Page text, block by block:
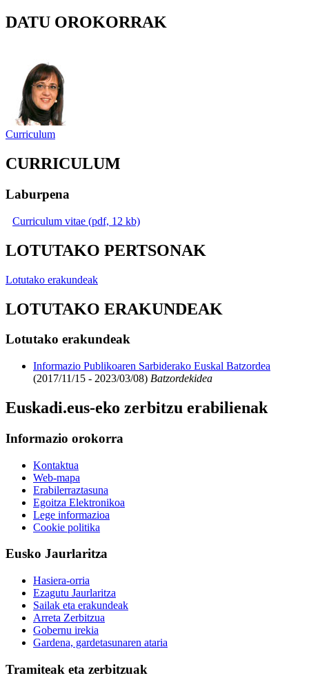
DATU OROKORRAK
Curriculum
CURRICULUM
Laburpena
Curriculum vitae (pdf, 12 kb)
LOTUTAKO PERTSONAK
Lotutako erakundeak
LOTUTAKO ERAKUNDEAK
Lotutako erakundeak
Informazio Publikoaren Sarbiderako Euskal Batzordea
(2017/11/15 - 2023/03/08) Batzordekidea
Euskadi.eus-eko zerbitzu erabilienak
Informazio orokorra
Kontaktua
Web-mapa
Erabilerraztasuna
Egoitza Elektronikoa
Lege informazioa
Cookie politika
Eusko Jaurlaritza
Hasiera-orria
Ezagutu Jaurlaritza
Sailak eta erakundeak
Arreta Zerbitzua
Gobernu irekia
Gardena, gardetasunaren ataria
Tramiteak eta zerbitzuak